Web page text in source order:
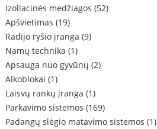
Izoliacinės medžiagos (52)
Apšvietimas (19)
Radijo ryšio įranga (9)
Namų technika (1)
Apsauga nuo gyvūnų (2)
Alkoblokai (1)
Laisvų rankų įranga (1)
Parkavimo sistemos (169)
Padangų slėgio matavimo sistemos (1)